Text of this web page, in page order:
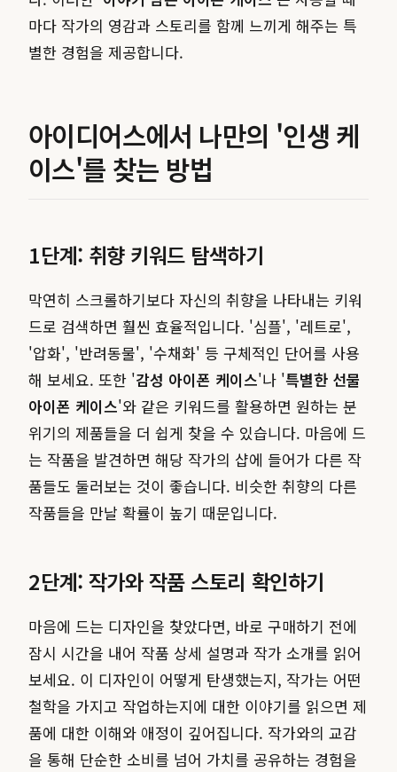
마다 작가의 영감과 스토리를 함께 느끼게 해주는 특
별한 경험을 제공합니다.
아이디어스에서 나만의 '인생 케
이스'를 찾는 방법
1단계: 취향 키워드 탐색하기
막연히 스크롤하기보다 자신의 취향을 나타내는 키워
드로 검색하면 훨씬 효율적입니다. '심플', '레트로',
'압화', '반려동물', '수채화' 등 구체적인 단어를 사용
해 보세요. 또한 '감성 아이폰 케이스'나 '특별한 선물
아이폰 케이스'와 같은 키워드를 활용하면 원하는 분
위기의 제품들을 더 쉽게 찾을 수 있습니다. 마음에 드
는 작품을 발견하면 해당 작가의 샵에 들어가 다른 작
품들도 둘러보는 것이 좋습니다. 비슷한 취향의 다른
작품들을 만날 확률이 높기 때문입니다.
2단계: 작가와 작품 스토리 확인하기
마음에 드는 디자인을 찾았다면, 바로 구매하기 전에
잠시 시간을 내어 작품 상세 설명과 작가 소개를 읽어
보세요. 이 디자인이 어떻게 탄생했는지, 작가는 어떤
철학을 가지고 작업하는지에 대한 이야기를 읽으면 제
품에 대한 이해와 애정이 깊어집니다. 작가와의 교감
을 통해 단순한 소비를 넘어 가치를 공유하는 경험을